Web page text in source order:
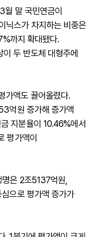
말 국민연금이
닉스가 차지하는 비중은
까지 확대됐다.
두 반도체 대형주에
가액도 끌어올렸다.
억원 증가해 증가액
지분율이 10.46%에서
평가액이
은 2조5137억원,
으로 평가액 증가가